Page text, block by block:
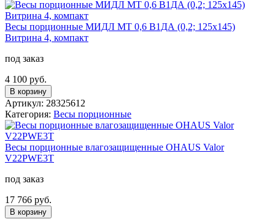
Весы порционные МИДЛ МТ 0,6 В1ДА (0,2; 125х145)
Витрина 4, компакт
под заказ
4 100 руб.
В корзину
Артикул: 28325612
Категория: Весы порционные
Весы порционные влагозащищенные OHAUS Valor
V22PWE3T
под заказ
17 766 руб.
В корзину